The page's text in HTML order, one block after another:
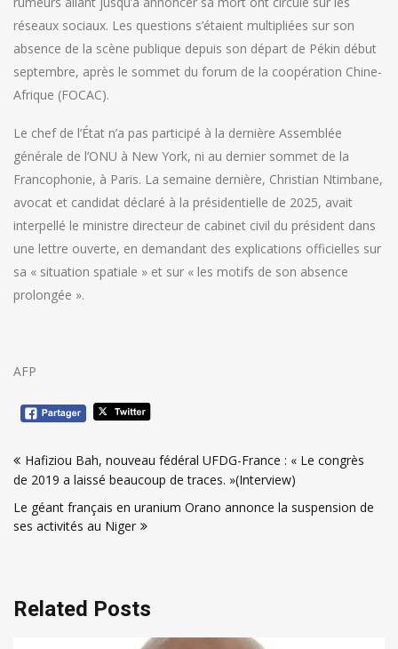
réseaux sociaux. Les questions s’étaient multipliées sur son
absence de la scène publique depuis son départ de Pékin début
septembre, après le sommet du forum de la coopération Chine-
Afrique (FOCAC).
Le chef de l’État n’a pas participé à la dernière Assemblée
générale de l’ONU à New York, ni au dernier sommet de la
Francophonie, à Paris. La semaine dernière, Christian Ntimbane,
avocat et candidat déclaré à la présidentielle de 2025, avait
interpellé le ministre directeur de cabinet civil du président dans
une lettre ouverte, en demandant des explications officielles sur
sa « situation spatiale » et sur « les motifs de son absence
prolongée ».
AFP
de
l’article
Hafiziou Bah, nouveau fédéral UFDG-France : « Le congrès
de 2019 a laissé beaucoup de traces. »(Interview)
Le géant français en uranium Orano annonce la suspension de
ses activités au Niger
Related Posts